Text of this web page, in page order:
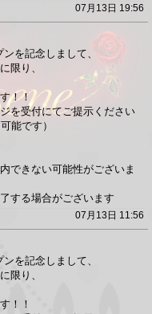
07月13日 19:56
を記念しまして、
限り、
！！
を受付にてご提示ください
能です）
できない可能性がございま
する場合がございます
07月13日 11:56
を記念しまして、
限り、
！！